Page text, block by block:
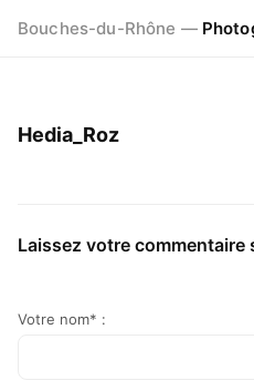
Bouches-du-Rhône — Photographe
Hedia_Roz
Laissez votre commentaire
Votre nom* :